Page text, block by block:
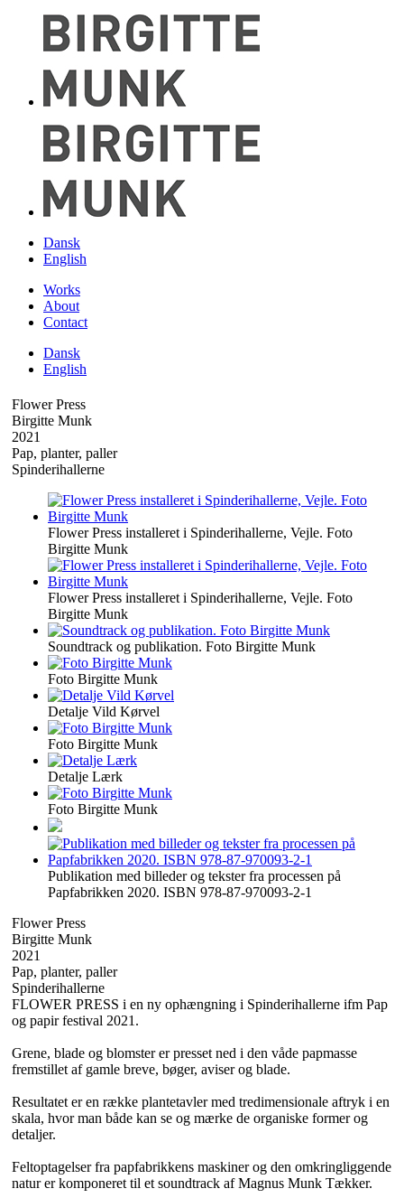
Dansk
English
Works
About
Contact
Dansk
English
Flower Press
Birgitte Munk
2021
Pap, planter, paller
Spinderihallerne
Flower Press installeret i Spinderihallerne, Vejle. Foto
Birgitte Munk
Flower Press installeret i Spinderihallerne, Vejle. Foto
Birgitte Munk
Soundtrack og publikation. Foto Birgitte Munk
Foto Birgitte Munk
Detalje Vild Kørvel
Foto Birgitte Munk
Detalje Lærk
Foto Birgitte Munk
Publikation med billeder og tekster fra processen på
Papfabrikken 2020. ISBN 978-87-970093-2-1
Flower Press
Birgitte Munk
2021
Pap, planter, paller
Spinderihallerne
FLOWER PRESS i en ny ophængning i Spinderihallerne ifm Pap
og papir festival 2021.
Grene, blade og blomster er presset ned i den våde papmasse
fremstillet af gamle breve, bøger, aviser og blade.
Resultatet er en række plantetavler med tredimensionale aftryk i en
skala, hvor man både kan se og mærke de organiske former og
detaljer.
Feltoptagelser fra papfabrikkens maskiner og den omkringliggende
natur er komponeret til et soundtrack af Magnus Munk Tækker.